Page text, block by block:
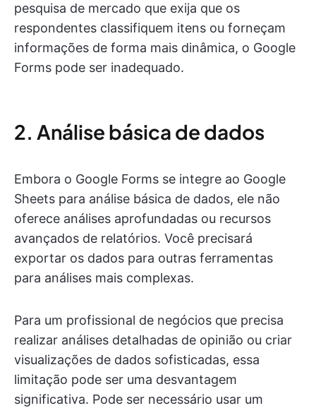
pesquisa de mercado que exija que os
respondentes classifiquem itens ou forneçam
informações de forma mais dinâmica, o Google
Forms pode ser inadequado.
2. Análise básica de dados
Embora o Google Forms se integre ao Google
Sheets para análise básica de dados, ele não
oferece análises aprofundadas ou recursos
avançados de relatórios. Você precisará
exportar os dados para outras ferramentas
para análises mais complexas.
Para um profissional de negócios que precisa
realizar análises detalhadas de opinião ou criar
visualizações de dados sofisticadas, essa
limitação pode ser uma desvantagem
significativa. Pode ser necessário usar um